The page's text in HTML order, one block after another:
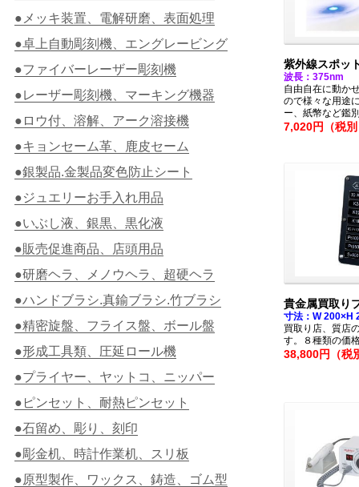
紫外線スポッ
波長：375nm
自由自在に動か
ので様々な用途
ー、紙幣など鑑
7,020円（税
貴金属買取り
寸法：W 200×H
買取り店、質店
す。８種類の価
38,800円（税
●メッキ装置、電解研磨、表面処理
●卓上自動彫刻機、エングレービング
●ファイバーレーザー彫刻機
●レーザー彫刻機、マーキング機器
●ロウ付、溶解、アーク溶接機
●キョンセーム革、鹿皮セーム
●銀製品.金製品変色防止シート
●ジュエリーお手入れ用品
●いぶし液、銀黒、黒化液
●販売促進商品、店頭用品
●研磨ヘラ、メノウヘラ、超硬ヘラ
●ハンドブラシ.真鍮ブラシ.竹ブラシ
●精密旋盤、フライス盤、ボール盤
●形成工具類、圧延ロール機
●プライヤー、ヤットコ、ニッパー
●ピンセット、耐熱ピンセット
●石留め、彫り、刻印
●彫金机、時計作業机、スリ板
●原型製作、ワックス、鋳造、ゴム型